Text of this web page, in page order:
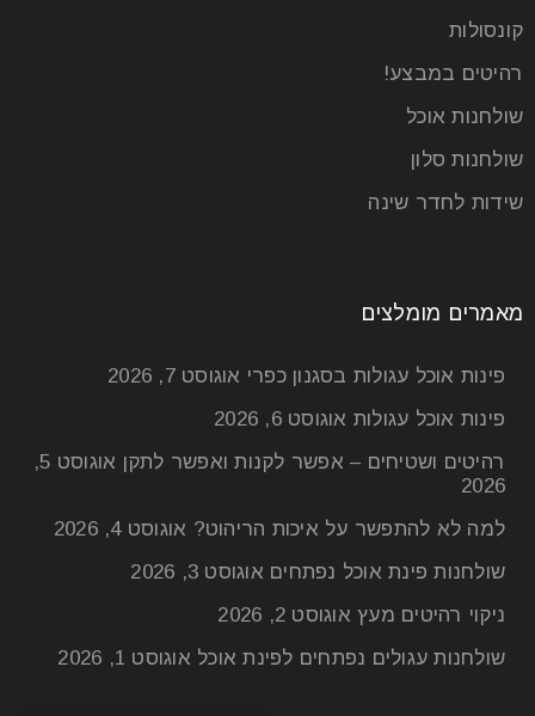
קונסולות
רהיטים במבצע!
שולחנות אוכל
שולחנות סלון
שידות לחדר שינה
מאמרים מומלצים
פינות אוכל עגולות בסגנון כפרי אוגוסט 7, 2026
פינות אוכל עגולות אוגוסט 6, 2026
רהיטים ושטיחים – אפשר לקנות ואפשר לתקן
אוגוסט 5,
2026
למה לא להתפשר על איכות הריהוט? אוגוסט 4, 2026
שולחנות פינת אוכל נפתחים אוגוסט 3, 2026
ניקוי רהיטים מעץ אוגוסט 2, 2026
שולחנות עגולים נפתחים לפינת אוכל אוגוסט 1, 2026